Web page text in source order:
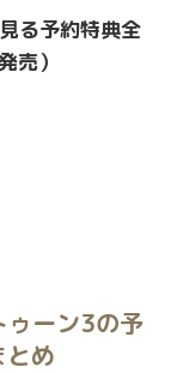
る予約特典全
売）
ーン3の予
め